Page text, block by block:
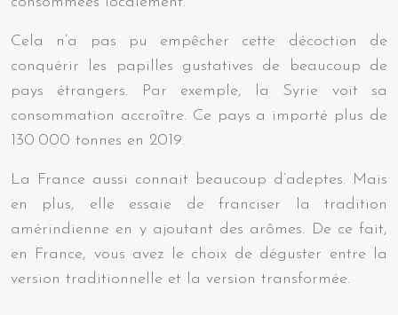
Cela n’a pas pu empêcher cette décoction de
conquérir les papilles gustatives de beaucoup de
pays étrangers. Par exemple, la Syrie voit sa
consommation accroître. Ce pays a importé plus de
130 000 tonnes en 2019.
La France aussi connait beaucoup d’adeptes. Mais
en plus, elle essaie de franciser la tradition
amérindienne en y ajoutant des arômes. De ce fait,
en France, vous avez le choix de déguster entre la
version traditionnelle et la version transformée.